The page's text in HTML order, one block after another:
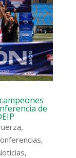
de
,
,
,